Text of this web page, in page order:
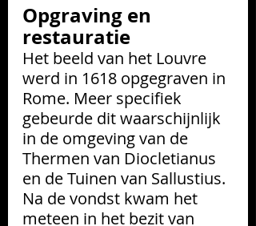
Opgraving en
restauratie
Het beeld van het Louvre
werd in 1618 opgegraven in
Rome. Meer specifiek
gebeurde dit waarschijnlijk
in de omgeving van de
Thermen van Diocletianus
en de Tuinen van Sallustius.
Na de vondst kwam het
meteen in het bezit van